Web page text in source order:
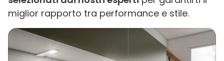
miglior rapporto tra performance e stile.